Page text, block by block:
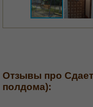
Отзывы про
полдома):